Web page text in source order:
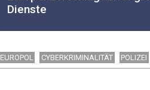
Dienste
EUROPOL CYBERKRIMINALITÄT POLIZEI